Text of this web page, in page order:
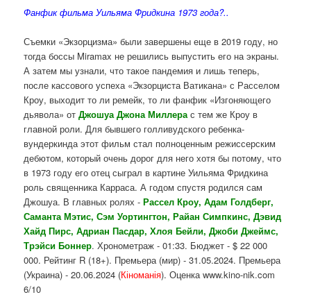
Фанфик фильма Уильяма Фридкина 1973 года?..
Съемки «Экзорцизма» были завершены еще в 2019 году, но
тогда боссы Miramax не решились выпустить его на экраны.
А затем мы узнали, что такое пандемия и лишь теперь,
после кассового успеха «Экзорциста Ватикана» с Расселом
Кроу, выходит то ли ремейк, то ли фанфик «Изгоняющего
дьявола» отДжошуа Джона Миллерас тем же Кроу в
главной роли. Для бывшего голливудского ребенка-
вундеркинда этот фильм стал полноценным режиссерским
дебютом, который очень дорог для него хотя бы потому, что
в 1973 году его отец сыграл в картине Уильяма Фридкина
роль священника Карраса. А годом спустя родился сам
Джошуа. В главных ролях -Рассел Кроу, Адам Голдберг,
Саманта Мэтис, Сэм Уортингтон, Райан Симпкинс, Дэвид
Хайд Пирс, Адриан Пасдар, Хлоя Бейли, Джоби Джеймс,
Трэйси Боннер. Хронометраж - 01:33. Бюджет - $ 22 000
000. Рейтинг R (18+). Премьера (мир) - 31.05.2024. Премьера
(Украина) - 20.06.2024 (Кіноманія). Оценка www.kino-nik.com
6/10